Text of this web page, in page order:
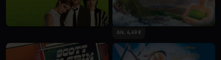
Alk. 4,49 €